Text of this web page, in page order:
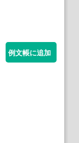
例文帳に追加